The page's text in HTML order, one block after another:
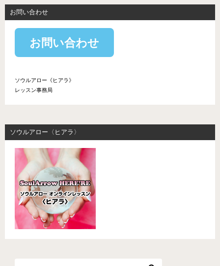
お問い合わせ
お問い合わせ
ソウルアロー《ヒアラ》
レッスン事務局
ソウルアロー〈ヒアラ〉